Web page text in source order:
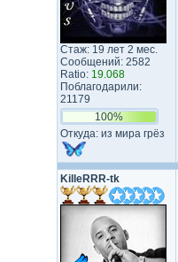
Стаж: 19 лет 2 мес.
Сообщений: 2582
Ratio: 19.068
Поблагодарили:
21179
100%
Откуда: из мира грёз
KilleRRR-tk